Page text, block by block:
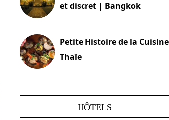
et discret | Bangkok
Petite Histoire de la Cuisine
Thaïe
HÔTELS